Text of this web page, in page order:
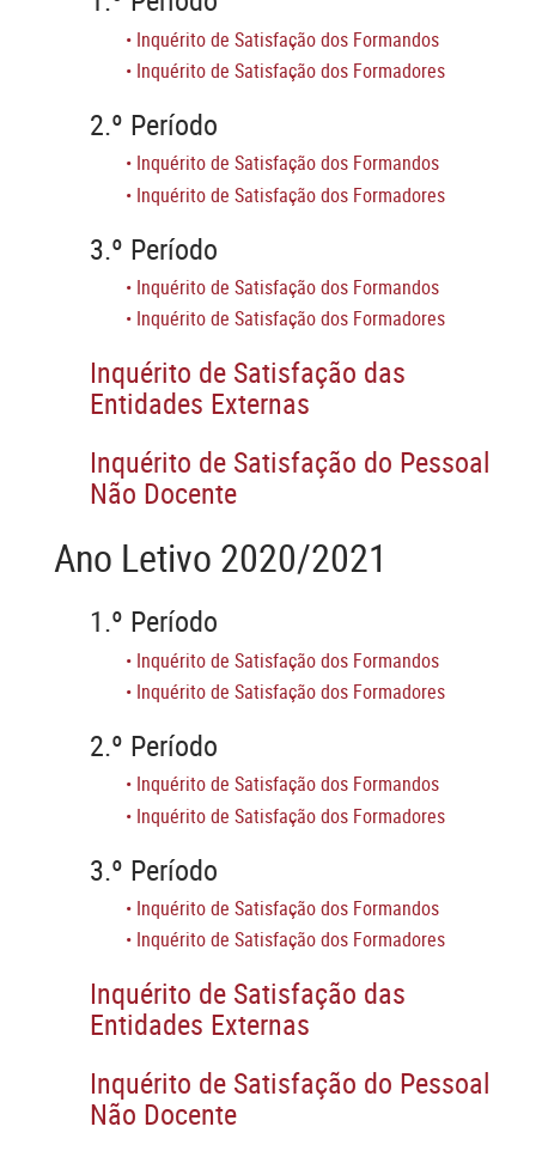
• Inquérito de Satisfação dos Formandos
• Inquérito de Satisfação dos Formadores
2.º Período
• Inquérito de Satisfação dos Formandos
• Inquérito de Satisfação dos Formadores
3.º Período
• Inquérito de Satisfação dos Formandos
• Inquérito de Satisfação dos Formadores
Inquérito de Satisfação das
Entidades Externas
Inquérito de Satisfação do Pessoal
Não Docente
Ano Letivo 2020/2021
1.º Período
• Inquérito de Satisfação dos Formandos
• Inquérito de Satisfação dos Formadores
2.º Período
• Inquérito de Satisfação dos Formandos
• Inquérito de Satisfação dos Formadores
3.º Período
• Inquérito de Satisfação dos Formandos
• Inquérito de Satisfação dos Formadores
Inquérito de Satisfação das
Entidades Externas
Inquérito de Satisfação do Pessoal
Não Docente